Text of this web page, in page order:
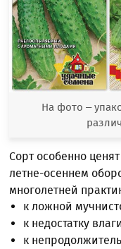
На фото –
Сорт особенно
летне-осеннем
многолетней
к ложной
к недостатку
к